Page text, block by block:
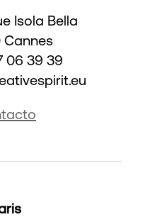
Isola Bella
06 39 39